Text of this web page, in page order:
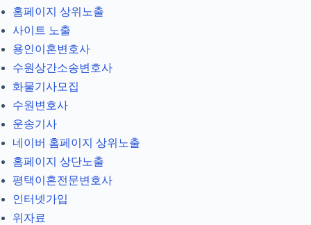
홈페이지 상위노출
사이트 노출
용인이혼변호사
수원상간소송변호사
화물기사모집
수원변호사
운송기사
네이버 홈페이지 상위노출
홈페이지 상단노출
평택이혼전문변호사
인터넷가입
위자료